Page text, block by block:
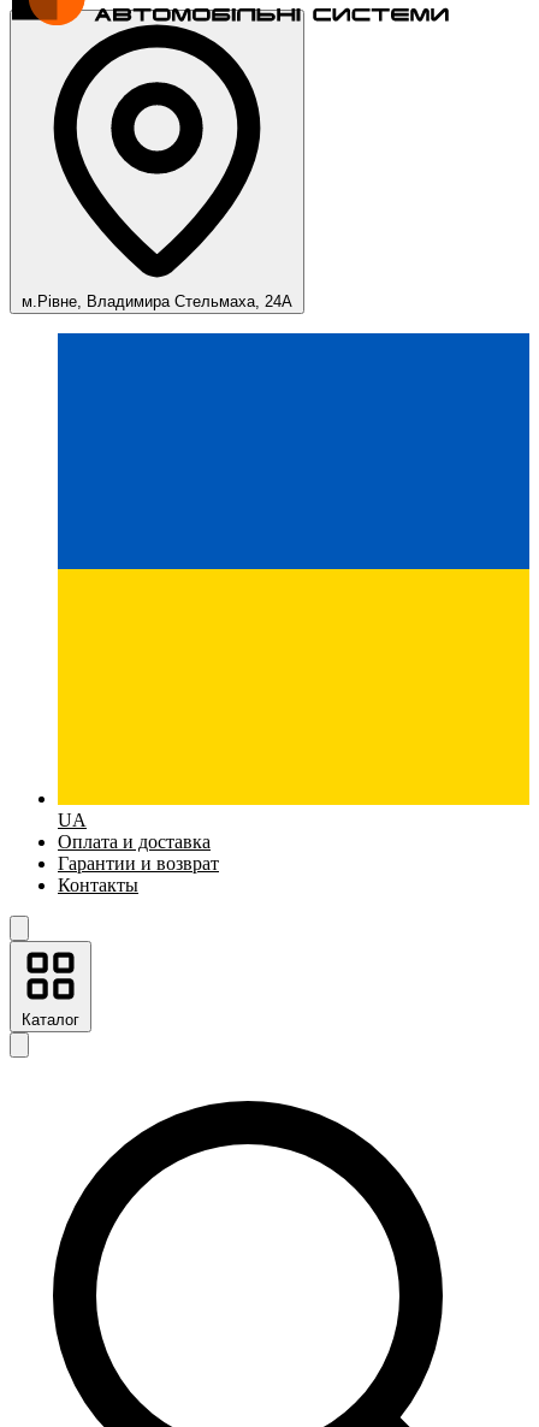
м.Рівне, Владимира Стельмаха, 24А
UA
Оплата и доставка
Гарантии и возврат
Контакты
Каталог